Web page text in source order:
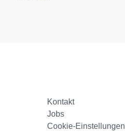
Kontakt
Jobs
Cookie-Einstellungen